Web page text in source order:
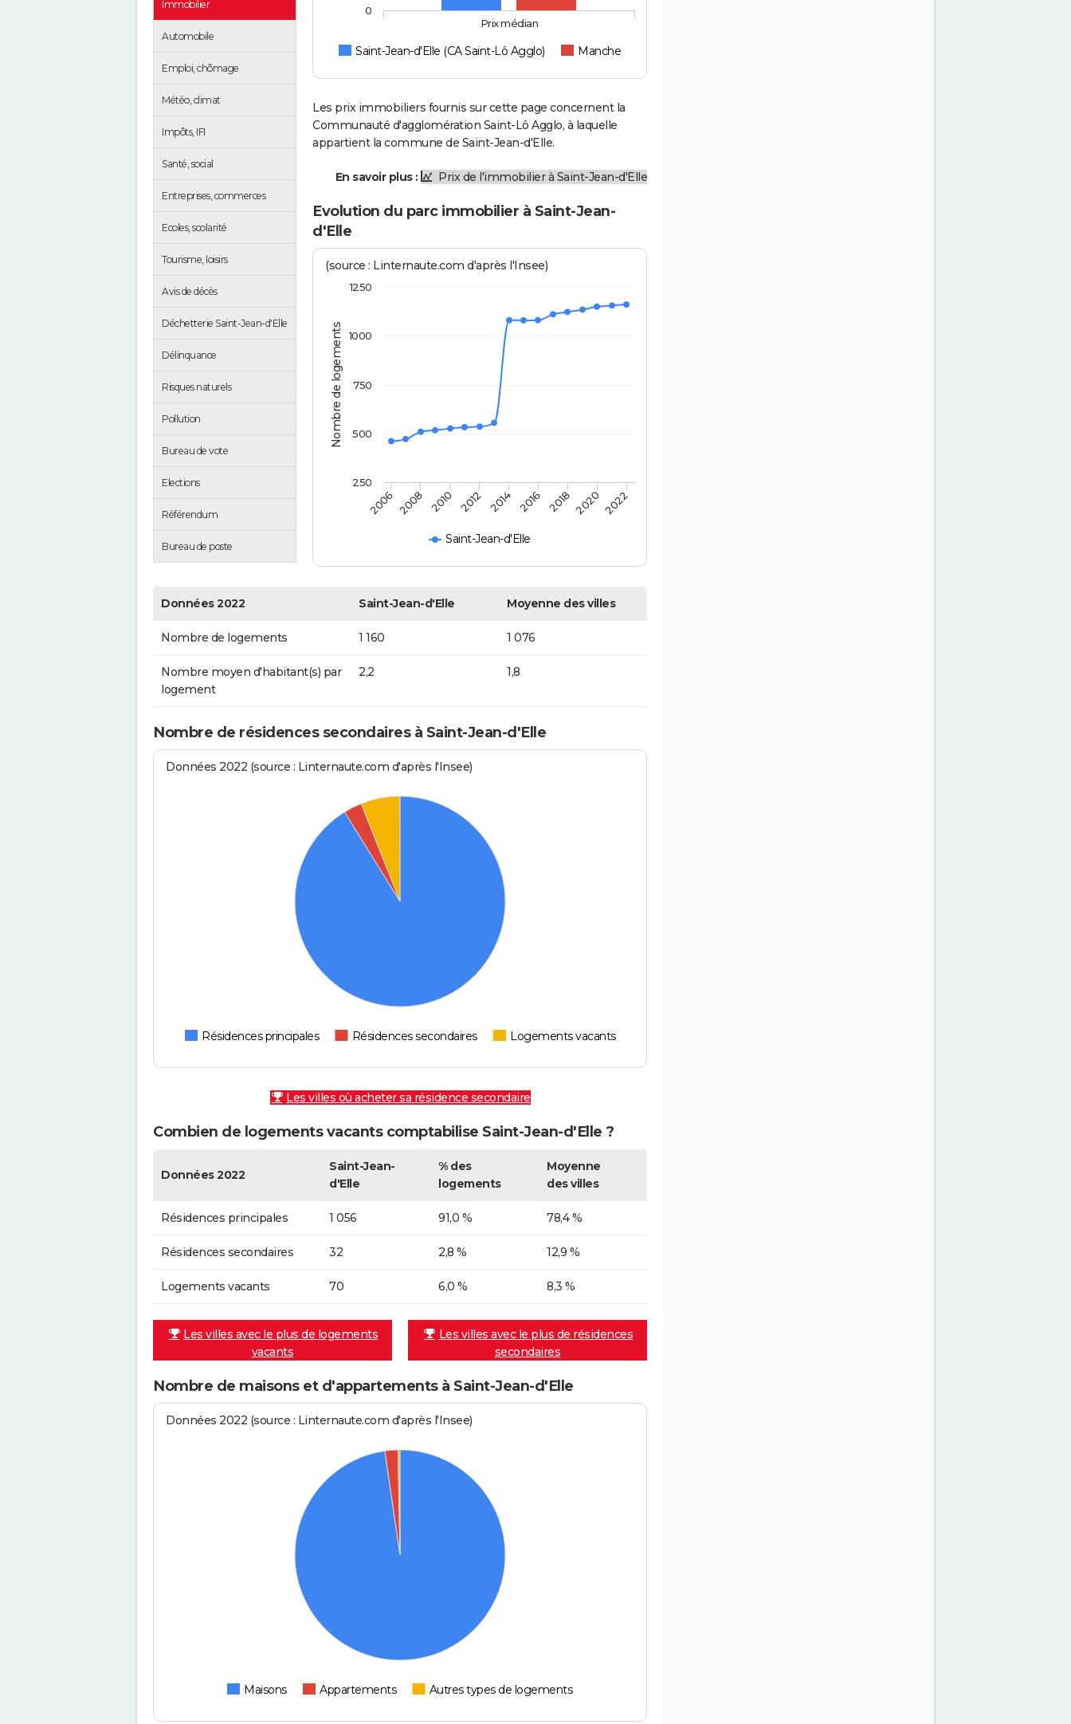
Immobilier
Automobile
Emploi, chômage
Météo, climat
Impôts, IFI
Santé, social
Entreprises, commerces
Ecoles, scolarité
Tourisme, loisirs
Avis de décès
Déchetterie Saint-Jean-d'Elle
Délinquance
Risques naturels
Pollution
Bureau de vote
Elections
Référendum
Bureau de poste
Saint-Jean-d'Elle (CA Saint-Lô Agglo) Manche
Prix médian
0
Les prix immobiliers fournis sur cette page concernent la
Communauté d'agglomération Saint-Lô Agglo, à laquelle
appartient la commune de Saint-Jean-d'Elle.
En savoir plus : Prix de l'immobilier à Saint-Jean-d'Elle
Evolution du parc immobilier à Saint-Jean-
d'Elle
Nombre de logements
(source : Linternaute.com d'après l'Insee)
Saint-Jean-d'Elle
2006 2008 2010 2012 2014 2016 2018 2020 2022
1000
250
500
750
1250
Données 2022 Saint-Jean-d'Elle Moyenne des villes
Nombre de logements 1 160 1 076
Nombre moyen d'habitant(s) par
logement
2,2 1,8
Nombre de résidences secondaires à Saint-Jean-d'Elle
Données 2022 (source : Linternaute.com d'après l'Insee)
Résidences principales Résidences secondaires Logements vacants
Les villes où acheter sa résidence secondaire
Combien de logements vacants comptabilise Saint-Jean-d'Elle ?
Données 2022
Saint-Jean-
d'Elle
% des
logements
Moyenne
des villes
Résidences principales 1 056 91,0 % 78,4 %
Résidences secondaires 32 2,8 % 12,9 %
Logements vacants 70 6,0 % 8,3 %
Les villes avec le plus de logements
vacants
Les villes avec le plus de résidences
secondaires
Nombre de maisons et d'appartements à Saint-Jean-d'Elle
Données 2022 (source : Linternaute.com d'après l'Insee)
Maisons Appartements Autres types de logements